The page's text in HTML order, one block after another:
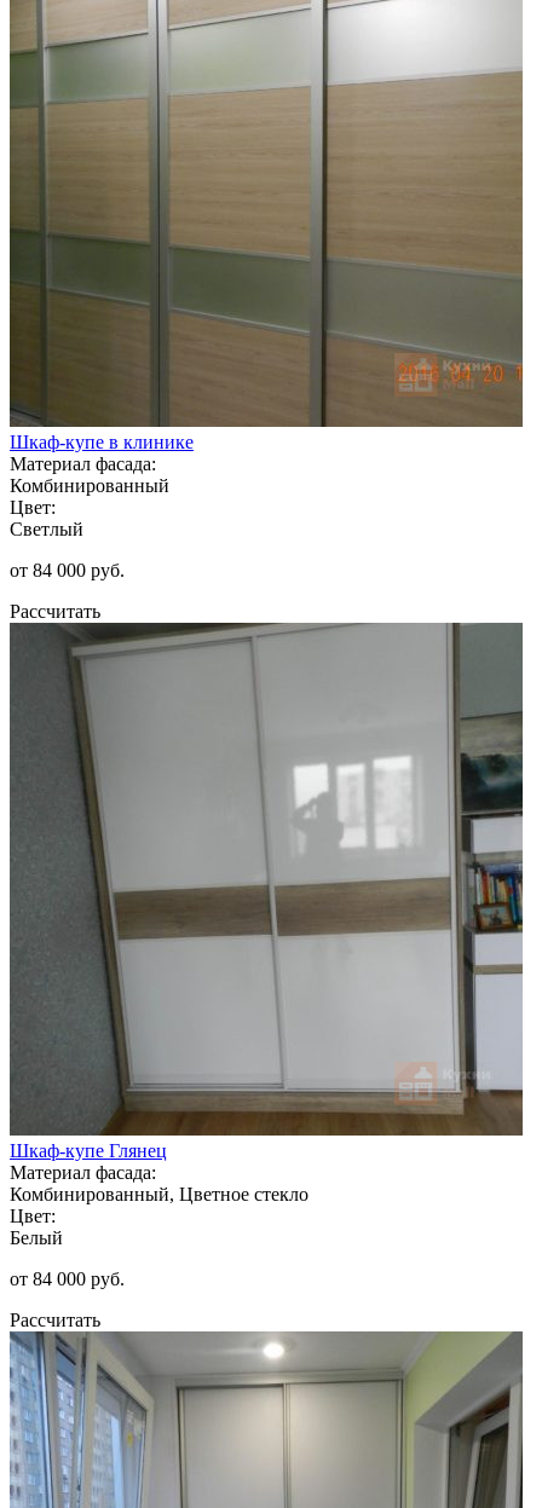
Шкаф-купе в клинике
Материал фасада:
Комбинированный
Цвет:
Светлый
от 84 000 руб.
Рассчитать
Шкаф-купе Глянец
Материал фасада:
Комбинированный, Цветное стекло
Цвет:
Белый
от 84 000 руб.
Рассчитать